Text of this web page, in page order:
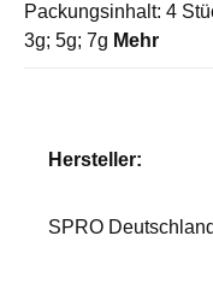
Packungsinhalt: 4
3g; 5g; 7g Mehr
Hersteller:
SPRO